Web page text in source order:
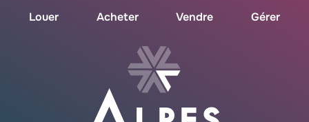
Louer Acheter Vendre Gérer